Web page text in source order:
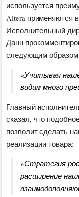
используется
Altera применяются
Исполнительный
Данн
следующим образом:
«Учитывая
видим много
Главный
сказал, что
позволит сделать
реализации товара:
«Стратегия
расширение